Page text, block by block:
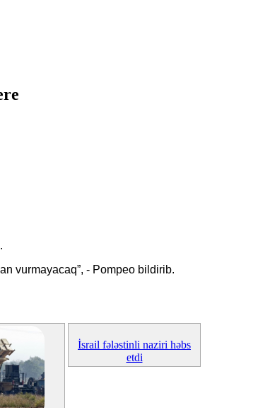
vurmayacaq”, - Pompeo bildirib.
İsrail fələstinli naziri həbs
etdi